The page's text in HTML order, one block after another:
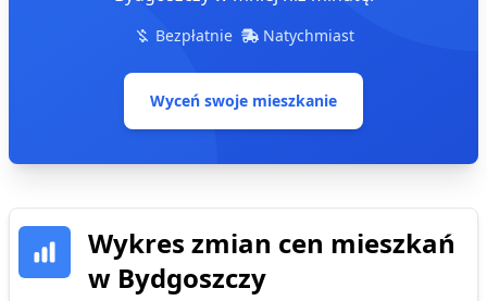
Bezpłatnie Natychmiast
Wyceń swoje mieszkanie
Wykres zmian cen mieszkań
w Bydgoszczy